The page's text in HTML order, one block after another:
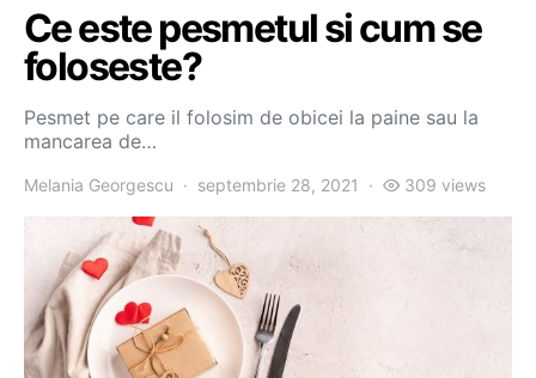
Ce este pesmetul si cum se
foloseste?
Pesmet pe care il folosim de obicei la paine sau la
mancarea de…
Melania Georgescu septembrie 28, 2021 309 views